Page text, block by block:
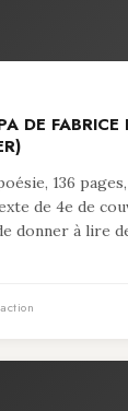
DE FABRICE
136
de 4e de
donner à lire